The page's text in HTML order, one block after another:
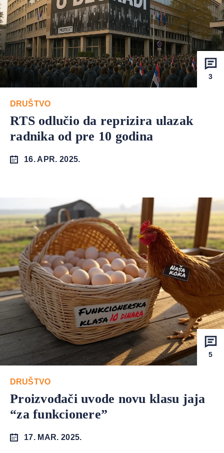
3
DRUŠTVO
RTS odlučio da reprizira ulazak
radnika od pre 10 godina
16. APR. 2025.
5
DRUŠTVO
Proizvođači uvode novu klasu jaja
“za funkcionere”
17. MAR. 2025.